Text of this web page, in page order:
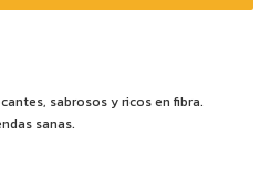
sabrosos y ricos en fibra.
sanas.